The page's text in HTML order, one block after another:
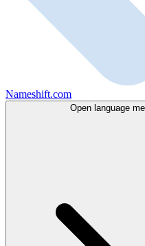
Nameshift.com
Open language